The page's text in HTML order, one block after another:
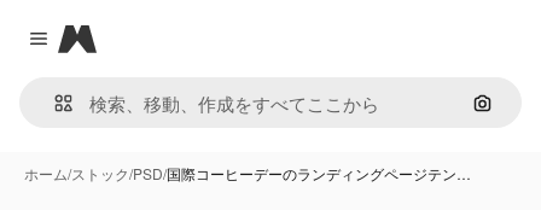
Close menu
Magnific
画像で
ホーム/ストック/PSD/国際コーヒーデーのランディングページテン…